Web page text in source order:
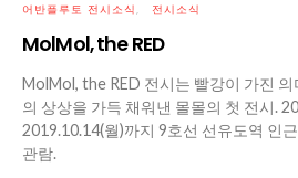
어반플루토 전시소식 전시소식
MolMol, the RED
MolMol, the RED 전시는 빨강이 가진
의 상상을 가득 채워낸 몰몰의 첫 전시.
2019.10.14(월)까지 9호선 선유도역 인
관람.